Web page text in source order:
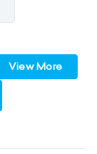
View More